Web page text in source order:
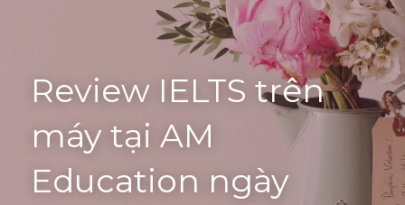
IELTS Videos - Ebook
Điểm báo
HỌC THỬ →
Review IELTS trên
máy tại AM
Education ngày